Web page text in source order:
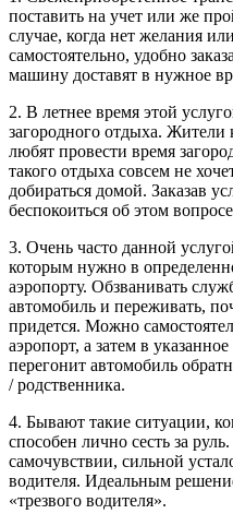
поставить на учет или же
случае, когда нет желания
самостоятельно, удобно
машину доставят в нужное
2. В летнее время этой
загородного отдыха.
любят провести время
такого отдыха совсем не
добираться домой. Заказав
беспокоиться об этом
3. Очень часто данной
которым нужно в
аэропорту. Обзванивать
автомобиль и переживать,
придется. Можно
аэропорт, а затем в
перегонит автомобиль
/ родственника.
4. Бывают такие ситуации,
способен лично сесть за
самочувствии, сильной
водителя. Идеальным
«трезвого водителя».